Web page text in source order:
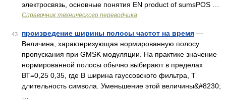
электросвязь, основные понятия EN product of sumsPOS …
Справочник технического переводчика
43 произведение ширины полосы частот на время —
Величина, характеризующая нормированную полосу
пропускания при GMSK модуляции. На практике значение
нормированной полосы обычно выбирают в пределах
ВТ=0,25 0,35, где В ширина гауссовского фильтра, Т
длительность символа. Уменьшение этой величины&#8230;